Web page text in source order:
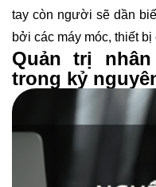
tay còn người sẽ dần
bởi các máy móc, thiết bị
Quản trị
trong kỷ